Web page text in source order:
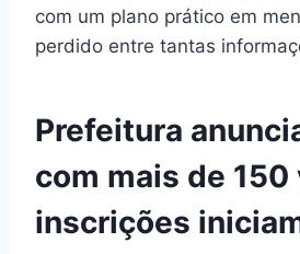
com um plano prático em
perdido entre tantas
Prefeitura
com mais de 150
inscrições